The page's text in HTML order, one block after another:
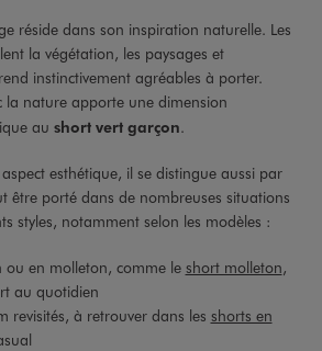
réside dans son inspiration naturelle. Les
la végétation, les paysages et
instinctivement agréables à porter.
la nature apporte une dimension
au short vert garçon.
esthétique, il se distingue aussi par
être porté dans de nombreuses situations
styles, notamment selon les modèles :
ou en molleton, comme le short molleton,
au quotidien
revisités, à retrouver dans les shorts en